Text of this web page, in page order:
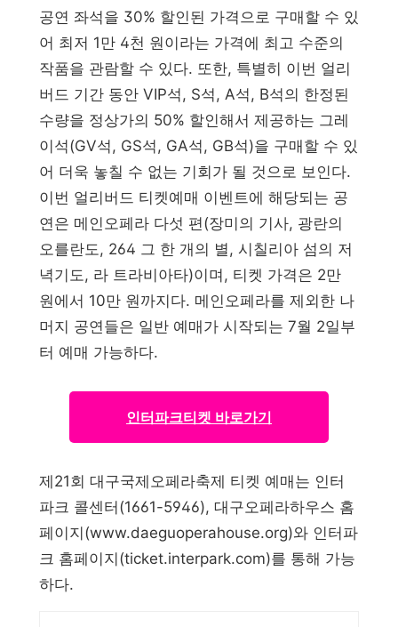
공연 좌석을 30% 할인된 가격으로 구매할 수 있
어 최저 1만 4천 원이라는 가격에 최고 수준의
작품을 관람할 수 있다. 또한, 특별히 이번 얼리
버드 기간 동안 VIP석, S석, A석, B석의 한정된
수량을 정상가의 50% 할인해서 제공하는 그레
이석(GV석, GS석, GA석, GB석)을 구매할 수 있
어 더욱 놓칠 수 없는 기회가 될 것으로 보인다.
이번 얼리버드 티켓예매 이벤트에 해당되는 공
연은 메인오페라 다섯 편(장미의 기사, 광란의
오를란도, 264 그 한 개의 별, 시칠리아 섬의 저
녁기도, 라 트라비아타)이며, 티켓 가격은 2만
원에서 10만 원까지다. 메인오페라를 제외한 나
머지 공연들은 일반 예매가 시작되는 7월 2일부
터 예매 가능하다.
인터파크티켓 바로가기
제21회 대구국제오페라축제 티켓 예매는 인터
파크 콜센터(1661-5946), 대구오페라하우스 홈
페이지(www.daeguoperahouse.org)와 인터파
크 홈페이지(ticket.interpark.com)를 통해 가능
하다.